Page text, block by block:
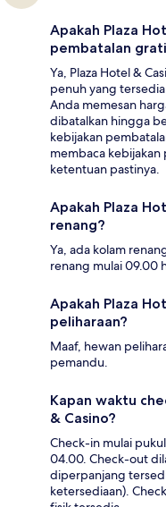
Apakah Plaza
pembatalan
Ya, Plaza Hotel &
penuh yang
Anda memesan
dibatalkan hingga
kebijakan
membaca
ketentuan pastinya.
Apakah Plaza
renang?
Ya, ada kolam
renang mulai 09.00
Apakah Plaza
peliharaan?
Maaf, hewan
pemandu.
Kapan waktu
& Casino?
Check-in mulai
04.00. Check-out
diperpanjang
ketersediaan).